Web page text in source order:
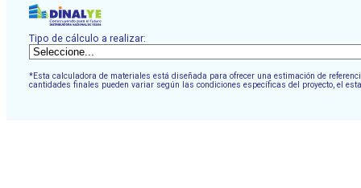
Tipo de cálculo a realizar:
*Esta calculadora de materiales está diseñada para ofrecer una estimación de
cantidades finales pueden variar según las condiciones específicas del proyecto, el